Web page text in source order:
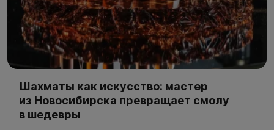
Шахматы как искусство: мастер
из Новосибирска превращает смолу
в шедевры